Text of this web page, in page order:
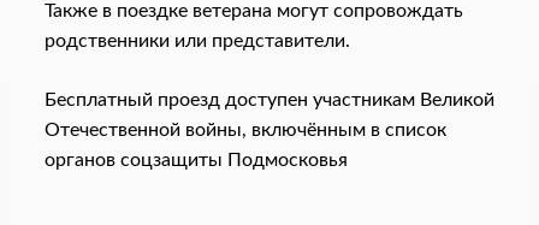
Также в поездке ветерана могут сопровождать
родственники или представители.
Бесплатный проезд доступен участникам Великой
Отечественной войны, включённым в список
органов соцзащиты Подмосковья